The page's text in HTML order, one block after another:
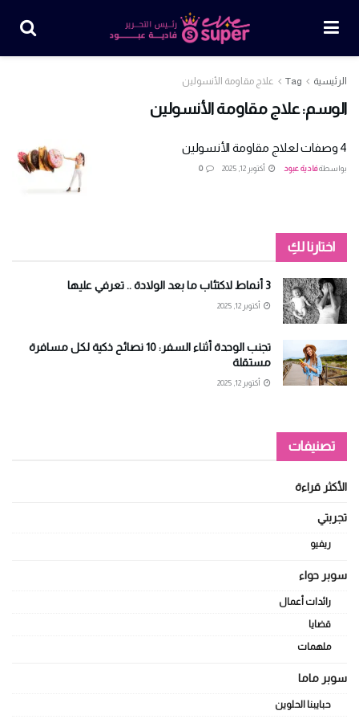
الرئيسية Tag علاج مقاومة الأنسولين
الوسم:علاج مقاومة الأنسولين
4 وصفات لعلاج مقاومة الأنسولين
بواسطةفادية عبود أكتوبر 12, 2025 0
اختارنا لكِ
3 أنماط لاكتئاب ما بعد الولادة .. تعرفي عليها
أكتوبر 12, 2025
تجنب الوحدة أثناء السفر: 10 نصائح ذكية لكل مسافرة
مستقلة
أكتوبر 12, 2025
تصنيفات
الأكثر قراءة
تجربتي
ريفيو
سوبر حواء
رائدات أعمال
قضايا
ملهمات
سوبر ماما
حبايبنا الحلوين